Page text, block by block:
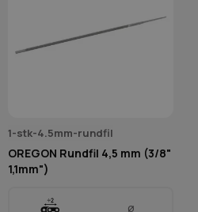
1-stk-4.5mm-rundfil
OREGON Rundfil 4,5 mm (3/8"
1,1mm")
Ø